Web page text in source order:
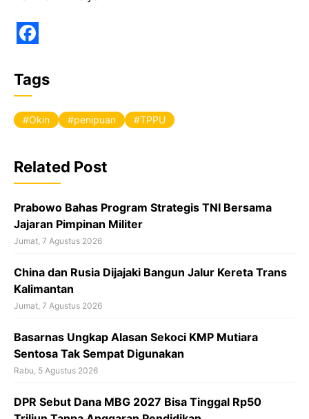
a
c
e
o
o
k
Tags
Okin penipuan TPPU
Related Post
Prabowo Bahas Program Strategis TNI Bersama
Jajaran Pimpinan Militer
Jumat, 7 Agustus 2026
China dan Rusia Dijajaki Bangun Jalur Kereta Trans
Kalimantan
Jumat, 7 Agustus 2026
Basarnas Ungkap Alasan Sekoci KMP Mutiara
Sentosa Tak Sempat Digunakan
Rabu, 5 Agustus 2026
DPR Sebut Dana MBG 2027 Bisa Tinggal Rp50